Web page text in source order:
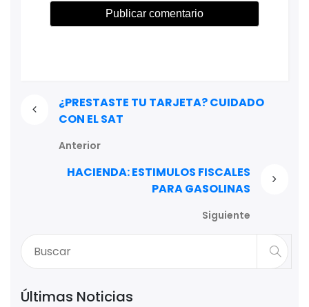
¿PRESTASTE TU TARJETA? CUIDADO
CON EL SAT
Anterior
HACIENDA: ESTIMULOS FISCALES
PARA GASOLINAS
Siguiente
Últimas Noticias